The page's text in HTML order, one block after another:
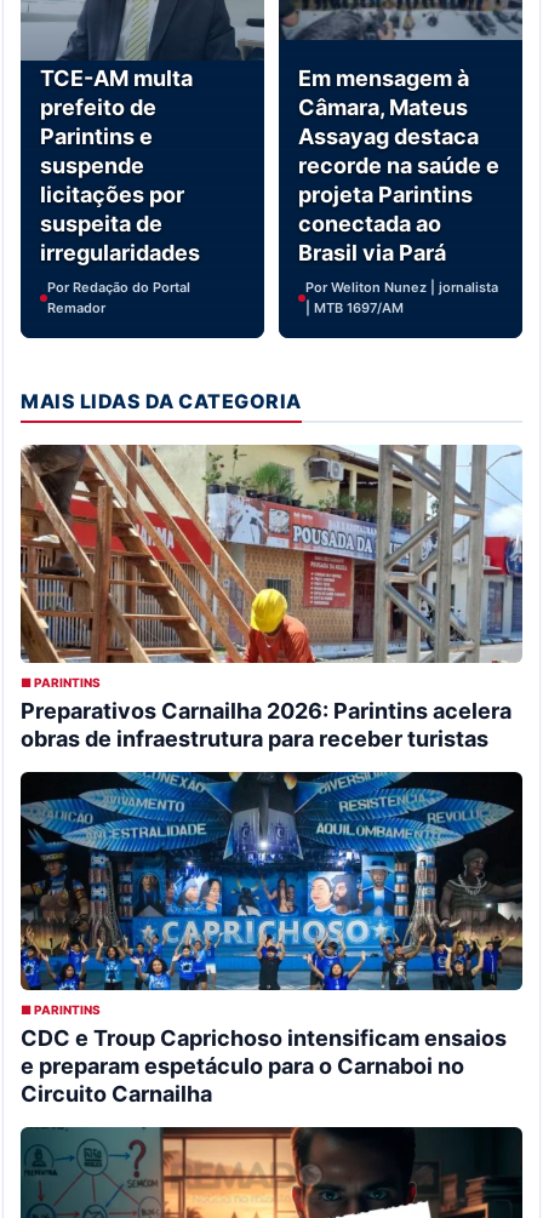
TCE-AM multa
prefeito de
Parintins e
suspende
licitações por
suspeita de
irregularidades
Por Redação do Portal
Remador
Em mensagem à
Câmara, Mateus
Assayag destaca
recorde na saúde e
projeta Parintins
conectada ao
Brasil via Pará
Por Weliton Nunez | jornalista
| MTB 1697/AM
MAIS LIDAS DA CATEGORIA
■ PARINTINS
Preparativos Carnailha 2026: Parintins acelera
obras de infraestrutura para receber turistas
■ PARINTINS
CDC e Troup Caprichoso intensificam ensaios
e preparam espetáculo para o Carnaboi no
Circuito Carnailha